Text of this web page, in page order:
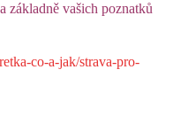
základně vašich poznatků
co-a-jak/strava-pro-